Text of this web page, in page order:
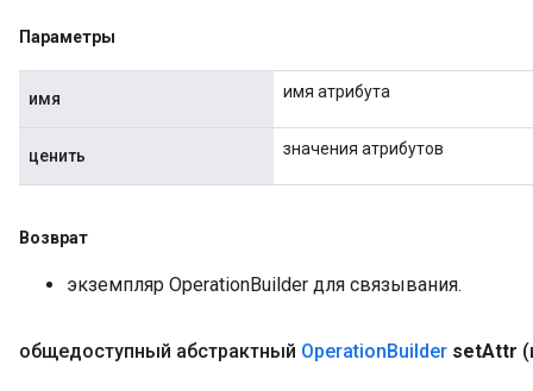
Параметры
имя имя атрибута
ценить значения атрибутов
Возврат
экземпляр OperationBuilder для связывания.
общедоступный абстрактный OperationBuilder setAttr